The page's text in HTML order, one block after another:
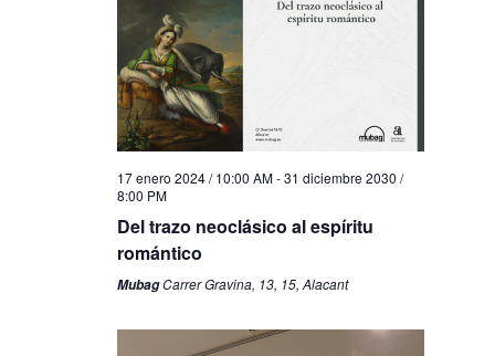
17 enero 2024 / 10:00 AM-31 diciembre 2030 /
8:00 PM
Del trazo neoclásico al espíritu
romántico
MubagCarrer Gravina, 13, 15, Alacant